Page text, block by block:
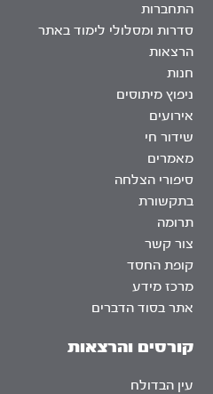
התחברות
סדרות ומסלולי לימוד באתר
הרצאות
חנות
ניפוץ מיתוסים
אירועים
שידור חי
מאמרים
סיפורי הצלחה
בתקשורת
תרומה
צור קשר
קופת החסד
מרכז מידע
אתר בסוד הדברים
קורסים והרצאות
עין הבדולח